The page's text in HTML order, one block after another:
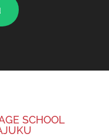
SCHOOL